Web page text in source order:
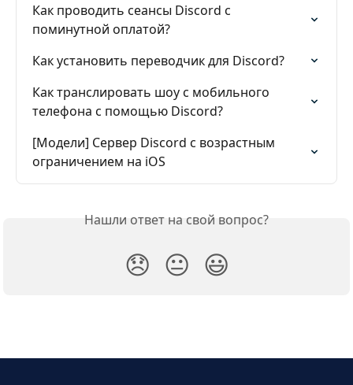
Как проводить сеансы Discord с
поминутной оплатой?
Как установить переводчик для Discord?
Как транслировать шоу с мобильного
телефона с помощью Discord?
[Модели] Сервер Discord с возрастным
ограничением на iOS
Нашли ответ на свой вопрос?
😞 😐 😃